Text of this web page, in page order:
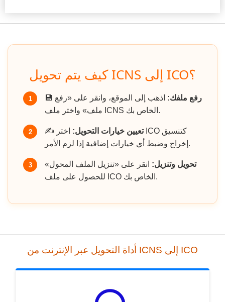
كيف يتم تحويل ICNS إلى ICO؟
1 💾 رفع ملفك: اذهب إلى الموقع، وانقر على «رفع
ملف» واختر ملف ICNS الخاص بك.
2 ✍️ تعيين خيارات التحويل: اختر ICO كتنسيق
إخراج وضبط أي خيارات إضافية إذا لزم الأمر.
3 تحويل وتنزيل: انقر على «تنزيل الملف المحول»
للحصول على ملف ICO الخاص بك.
أداة التحويل عبر الإنترنت من ICNS إلى ICO